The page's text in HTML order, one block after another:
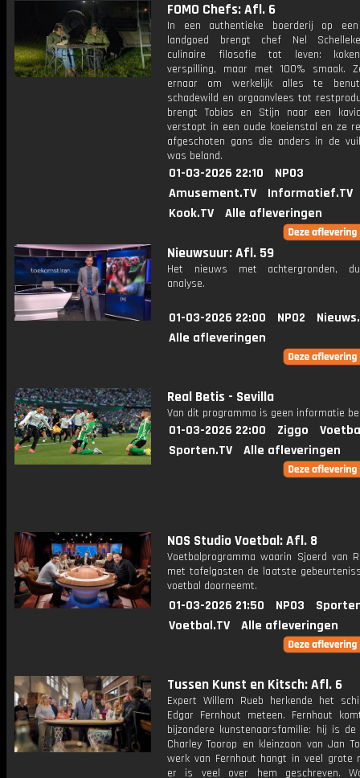
FOMO Chefs: Afl. 6
In een authentieke boerderij op
landgoed brengt chef Nel
culinaire filosofie tot leven:
verspilling, maar met 100% smaak.
ernaar om werkelijk alles te
schadewild en orgaanvlees tot
brengt Tobias en Stijn naar een
verstopt in een oude koeienstal en ze
afgeschoten gans die anders in de
was beland.
01-03-2026 22:10
NPO3
Amusement.TV
Informatief.TV
Kook.TV
Alle afleveringen
Nieuwsuur: Afl. 59
Het nieuws met achtergronden,
analyse.
01-03-2026 22:00 NPO2
Alle afleveringen
Real Betis - Sevilla
Van dit programma is geen informatie
01-03-2026 22:00 Ziggo
Sporten.TV
Alle afleveringen
NOS Studio Voetbal: Afl. 8
Voetbalprogramma waarin Sjoerd van
met tafelgasten de laatste
voetbal doorneemt.
01-03-2026 21:50 NPO3
Voetbal.TV
Alle afleveringen
Tussen Kunst en Kitsch: Afl. 6
Expert Willem Rueb herkende het
Edgar Fernhout meteen. Fernhout
bijzondere kunstenaarsfamilie: hij is de
Charley Toorop en kleinzoon van Jan
werk van Fernhout hangt in veel grote
er is veel over hem geschreven.